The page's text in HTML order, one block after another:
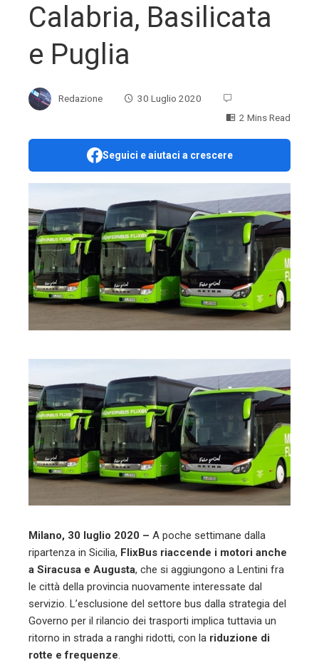
Calabria, Basilicata
e Puglia
Redazione
30 Luglio 2020
2 Mins Read
Seguici e aiutaci a crescere
Milano, 30 luglio 2020 – A poche settimane dalla
ripartenza in Sicilia, FlixBus riaccende i motori anche
a Siracusa e Augusta, che si aggiungono a Lentini fra
le città della provincia nuovamente interessate dal
servizio. L’esclusione del settore bus dalla strategia del
Governo per il rilancio dei trasporti implica tuttavia un
ritorno in strada a ranghi ridotti, con la riduzione di
rotte e frequenze.